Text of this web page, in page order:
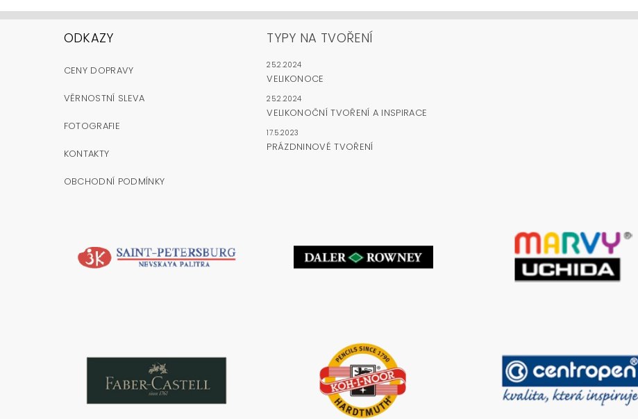
ODKAZY
CENY DOPRAVY
VĚRNOSTNÍ SLEVA
FOTOGRAFIE
KONTAKTY
OBCHODNÍ PODMÍNKY
TYPY NA TVOŘENÍ
25.2.2024
VELIKONOCE
25.2.2024
VELIKONOČNÍ TVOŘENÍ A INSPIRACE
17.5.2023
PRÁZDNINOVÉ TVOŘENÍ